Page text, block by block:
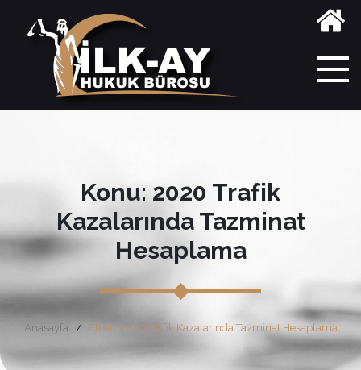
Konu: 2020 Trafik
Kazalarında Tazminat
Hesaplama
Anasayfa Etiket: 2020 Trafik Kazalarında Tazminat Hesaplama